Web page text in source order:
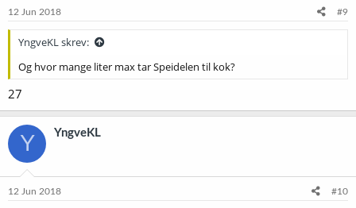
12 Jun 2018 #9
YngveKL skrev:
Og hvor mange liter max tar Speidelen til kok?
27
Y YngveKL
12 Jun 2018 #10